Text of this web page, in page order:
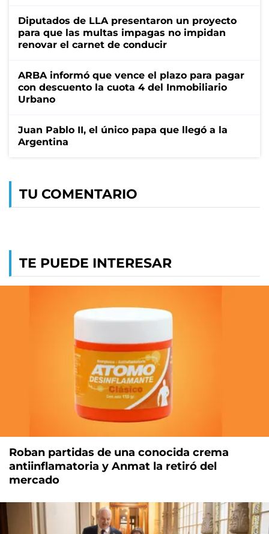
Diputados de LLA presentaron un proyecto
para que las multas impagas no impidan
renovar el carnet de conducir
ARBA informó que vence el plazo para pagar
con descuento la cuota 4 del Inmobiliario
Urbano
Juan Pablo II, el único papa que llegó a la
Argentina
TU COMENTARIO
TE PUEDE INTERESAR
Roban partidas de una conocida crema
antiinflamatoria y Anmat la retiró del
mercado